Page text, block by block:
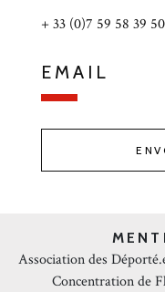
+ 33 (0)7 59 58 39 50
EMAIL
Association des
Concentration de